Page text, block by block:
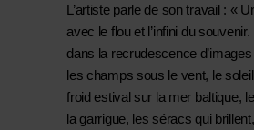
L’artiste parle de son travail : «
avec le flou et l’infini du
dans la recrudescence
les champs sous le vent, le
froid estival sur la mer baltique,
la garrigue, les séracs qui